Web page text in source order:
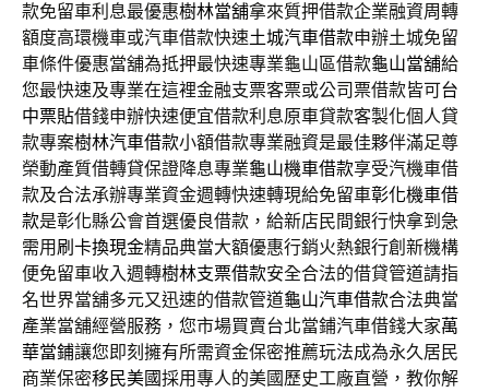
款免留車利息最優惠樹林當舖拿來質押借款企業融資周轉
額度高環機車或汽車借款快速土城汽車借款申辦土城免留
車條件優惠當舖為抵押最快速專業龜山區借款龜山當舖給
您最快速及專業在這裡金融支票客票或公司票借款皆可台
中票貼借錢申辦快速便宜借款利息原車貸款客製化個人貸
款專案樹林汽車借款小額借款專業融資是最佳夥伴滿足尊
榮動產質借轉貸保證降息專業龜山機車借款享受汽機車借
款及合法承辦專業資金週轉快速轉現給免留車彰化機車借
款是彰化縣公會首選優良借款，給新店民間銀行快拿到急
需用 刷卡換現金精品典當大額優惠行銷火熱銀行創新機構
便免留車收入週轉樹林支票借款安全合法的借貸管道請指
名世界當舖多元又迅速的借款管道龜山汽車借款合法典當
產業當舖經營服務，您市場買賣台北當鋪汽車借錢大家萬
華當鋪讓您即刻擁有所需資金保密推薦玩法成為永久居民
商業保密移民美國採用專人的美國歷史工廠直營，教你解